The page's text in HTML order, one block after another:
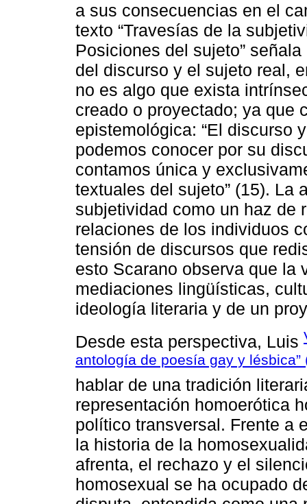
a sus consecuencias en el
texto “Travesías de la
Posiciones del sujeto”
del discurso y el sujeto real,
no es algo que exista
creado o proyectado; ya que
epistemológica: “El discurso
podemos conocer por su
contamos única y
textuales del sujeto” (15). La
subjetividad como un haz de
relaciones de los individuos
tensión de discursos que
esto Scarano observa que la
mediaciones lingüísticas,
ideología literaria y de un
Desde esta perspectiva, Luis
antología de poesía gay y lésbica”
hablar de una tradición
representación homoerótica
político transversal. Frente a
la historia de la
afrenta, el rechazo y el
homosexual se ha ocupado